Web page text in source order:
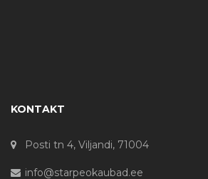
KONTAKT
Posti tn 4, Viljandi, 71004
info@starpeokaubad.ee